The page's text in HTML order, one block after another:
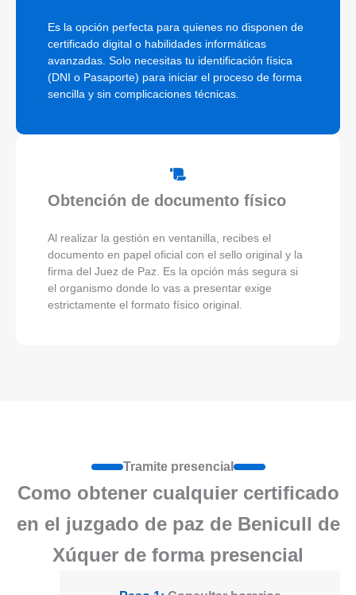
Es la opción perfecta para quienes no disponen de
certificado digital o habilidades informáticas
avanzadas. Solo necesitas tu identificación física
(DNI o Pasaporte) para iniciar el proceso de forma
sencilla y sin complicaciones técnicas.
Obtención de documento físico
Al realizar la gestión en ventanilla, recibes el
documento en papel oficial con el sello original y la
firma del Juez de Paz. Es la opción más segura si
el organismo donde lo vas a presentar exige
estrictamente el formato físico original.
Tramite presencial
Como obtener cualquier certificado
en el juzgado de paz de Benicull de
Xúquer de forma presencial